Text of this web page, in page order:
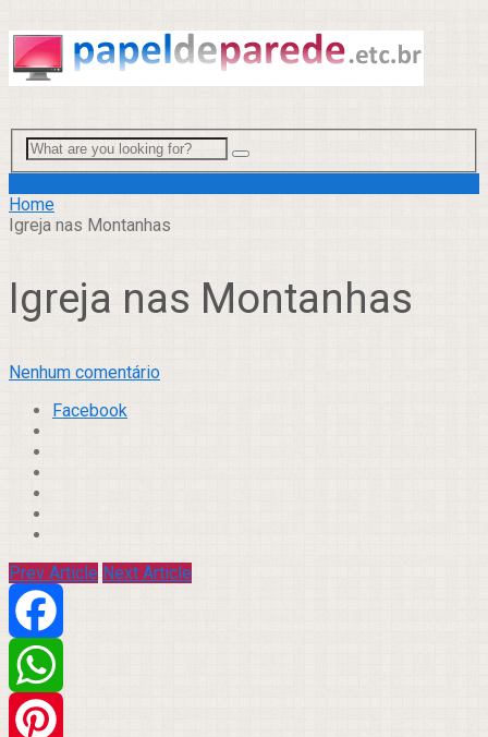
Home
Igreja nas Montanhas
Igreja nas Montanhas
Nenhum comentário
Facebook
Prev Article Next Article
Facebook
WhatsApp